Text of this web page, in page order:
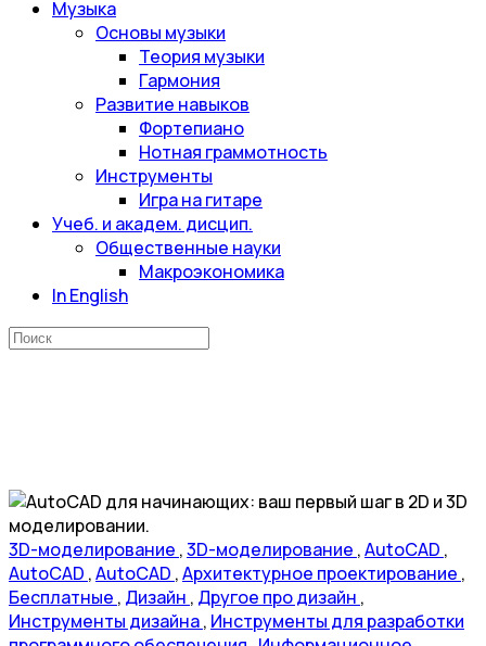
Музыка
Основы музыки
Теория музыки
Гармония
Развитие навыков
Фортепиано
Нотная граммотность
Инструменты
Игра на гитаре
Учеб. и академ. дисцип.
Общественные науки
Макроэкономика
In English
Искать:
3D-моделирование ,3D-моделирование ,AutoCAD ,
AutoCAD ,AutoCAD ,Архитектурное проектирование ,
Бесплатные , Дизайн , Другое про дизайн ,
Инструменты дизайна, Инструменты для разработки